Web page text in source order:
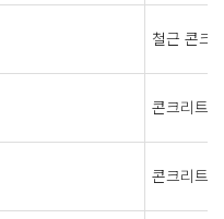
철근 콘크
콘크리트
콘크리트